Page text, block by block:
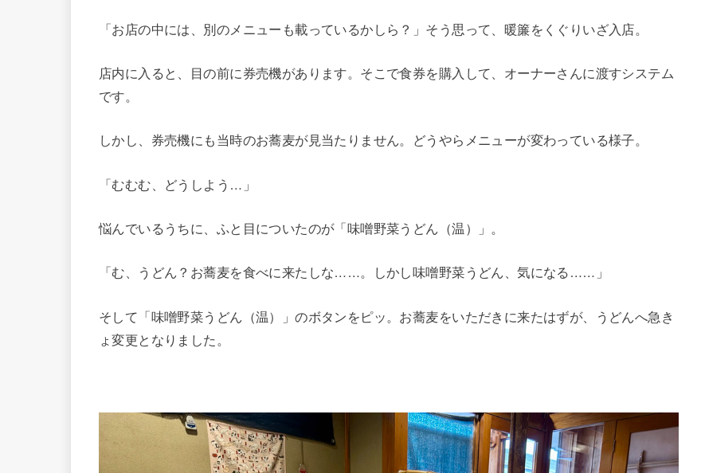
「お店の中には、別のメニューも載っているかしら？」そう思って、暖簾をくぐりいざ入店。
店内に入ると、目の前に券売機があります。そこで食券を購入して、オーナーさんに渡すシステム
です。
しかし、券売機にも当時のお蕎麦が見当たりません。どうやらメニューが変わっている様子。
「むむむ、どうしよう…」
悩んでいるうちに、ふと目についたのが「味噌野菜うどん（温）」。
「む、うどん？お蕎麦を食べに来たしな……。しかし味噌野菜うどん、気になる……」
そして「味噌野菜うどん（温）」のボタンをピッ。お蕎麦をいただきに来たはずが、うどんへ急き
ょ変更となりました。